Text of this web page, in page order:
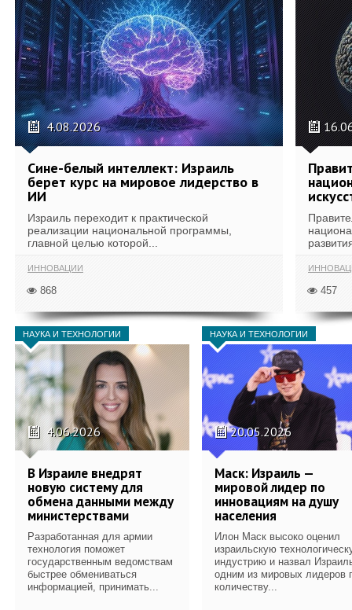
4.08.2026
Сине-белый интеллект: Израиль
берет курс на мировое лидерство в
ИИ
Израиль переходит к практической
реализации национальной программы,
главной целью которой...
ИННОВАЦИИ
868 457
НАУКА И ТЕХНОЛОГИИ
4.06.2026
В Израиле внедрят
новую систему для
обмена данными между
министерствами
Разработанная для армии
технология поможет
государственным ведомствам
быстрее обмениваться
информацией, принимать...
НАУКА И ТЕХНОЛОГИИ
20.05.2026
Маск: Израиль —
мировой лидер по
инновациям на душу
населения
Илон Маск высоко оценил
израильскую
индустрию и назвал
одним из мировых лидеров
количеству...